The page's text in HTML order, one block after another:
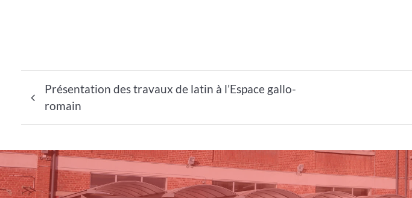
Navigation de l’article
Présentation des travaux de latin à l’Espace gallo-
romain